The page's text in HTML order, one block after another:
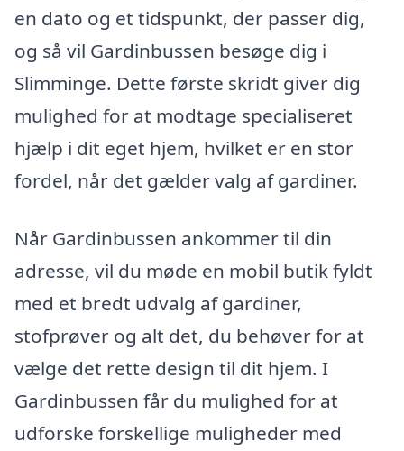
en dato og et tidspunkt, der passer dig,
og så vil Gardinbussen besøge dig i
Slimminge. Dette første skridt giver dig
mulighed for at modtage specialiseret
hjælp i dit eget hjem, hvilket er en stor
fordel, når det gælder valg af gardiner.
Når Gardinbussen ankommer til din
adresse, vil du møde en mobil butik fyldt
med et bredt udvalg af gardiner,
stofprøver og alt det, du behøver for at
vælge det rette design til dit hjem. I
Gardinbussen får du mulighed for at
udforske forskellige muligheder med